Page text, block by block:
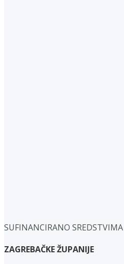
SUFINANCIRANO SREDSTVIMA
ZAGREBAČKE ŽUPANIJE